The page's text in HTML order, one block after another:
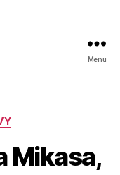
Menu
Mikasa,